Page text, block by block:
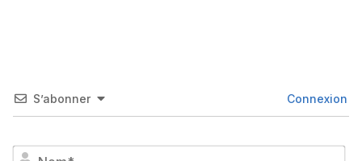
S’abonner Connexion